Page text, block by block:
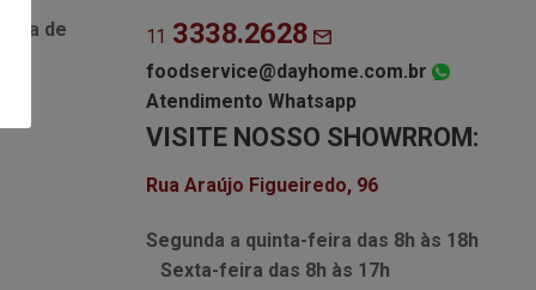
Lista de
11 3338.2628
foodservice@dayhome.com.br
Atendimento Whatsapp
VISITE NOSSO SHOWRROM:
Rua Araújo Figueiredo, 96
Segunda a quinta-feira das 8h às 18h
Sexta-feira das 8h às 17h